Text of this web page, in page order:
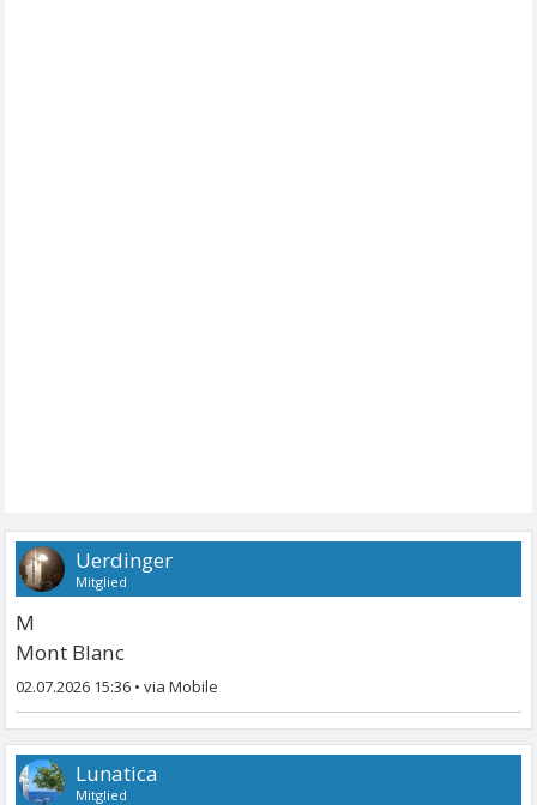
Uerdinger
Mitglied
M
Mont Blanc
02.07.2026 15:36 •
Lunatica
Mitglied